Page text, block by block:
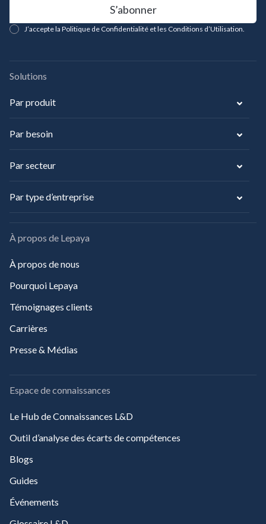
J’accepte la Politique de Confidentialité et les Conditions d’Utilisation.
Solutions
Par produit
Par besoin
Par secteur
Par type d’entreprise
À propos de Lepaya
À propos de nous
Pourquoi Lepaya
Témoignages clients
Carrières
Presse & Médias
Espace de connaissances
Le Hub de Connaissances L&D
Outil d’analyse des écarts de compétences
Blogs
Guides
Événements